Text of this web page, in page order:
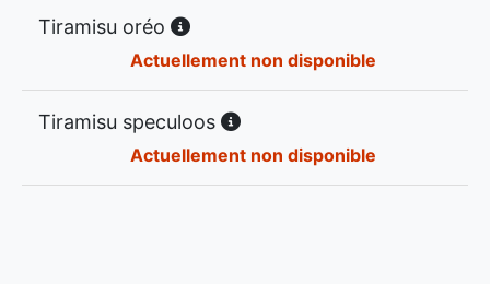
Tiramisu oréo
Actuellement non disponible
Tiramisu speculoos
Actuellement non disponible